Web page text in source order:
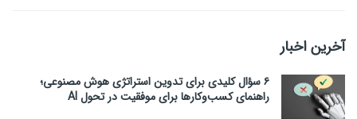
آخرین اخبار
۶ سؤال کلیدی برای تدوین استراتژی هوش مصنوعی؛
راهنمای کسب‌وکارها برای موفقیت در تحول AI